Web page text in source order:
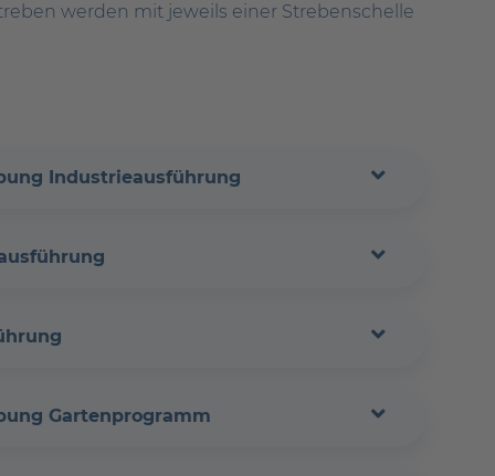
werden mit jeweils einer Strebenschelle
Industrieausführung
Gartenprogramm